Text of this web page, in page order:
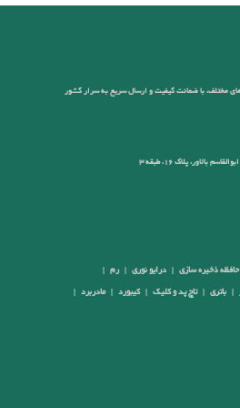
حافظه ذخیره سازی درایو نوری رم
باتری تاچ پد و کلیک کیبورد مادربرد